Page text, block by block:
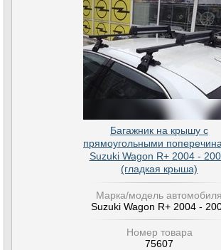
Багажник на крышу с
прямоугольными
Suzuki Wagon R+ 2004 -
(гладкая крыша)
Марка/модель автомобиля
Suzuki Wagon R+ 2004 -
Номер товара
75607